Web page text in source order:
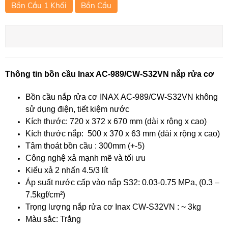
Bồn Cầu 1 Khối
Bồn Cầu
Thông tin bồn cầu Inax AC-989/CW-S32VN nắp rửa cơ
Bồn cầu nắp rửa cơ INAX AC-989/CW-S32VN không
sử dụng điện, tiết kiệm nước
Kích thước: 720 x 372 x 670 mm (dài x rộng x cao)
Kích thước nắp: 500 x 370 x 63 mm (dài x rộng x cao)
Tâm thoát bồn cầu : 300mm (+-5)
Công nghệ xả mạnh mẽ và tối ưu
Kiểu xả 2 nhấn 4.5/3 lít
Áp suất nước cấp vào nắp S32: 0.03-0.75 MPa, (0.3 –
7.5kgf/cm²)
Trọng lượng nắp rửa cơ Inax CW-S32VN : ~ 3kg
Màu sắc: Trắng